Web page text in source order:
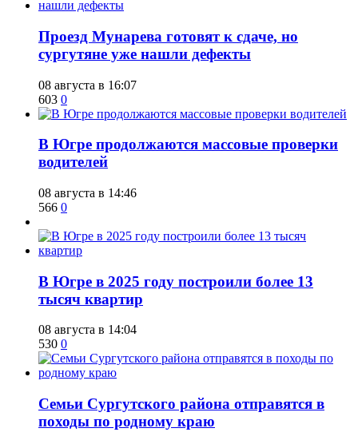
​Проезд Мунарева готовят к сдаче, но
сургутяне уже нашли дефекты
08 августа в 16:07
603 0
​В Югре продолжаются массовые проверки
водителей
08 августа в 14:46
566 0
​В Югре в 2025 году построили более 13
тысяч квартир
08 августа в 14:04
530 0
​Семьи Сургутского района отправятся в
походы по родному краю